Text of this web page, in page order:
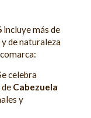
incluye más de
de naturaleza
celebra
Cabezuela
y